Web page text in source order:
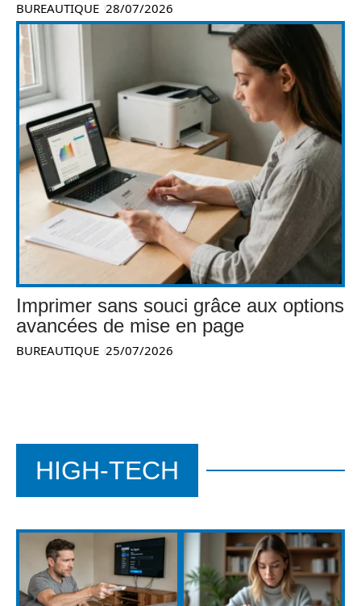
BUREAUTIQUE 28/07/2026
Imprimer sans souci grâce aux options
avancées de mise en page
BUREAUTIQUE 25/07/2026
HIGH-TECH